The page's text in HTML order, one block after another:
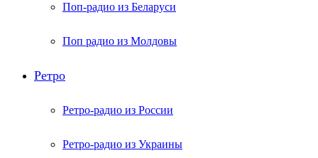
Поп-радио из Беларуси
Поп радио из Молдовы
Ретро
Ретро-радио из России
Ретро-радио из Украины